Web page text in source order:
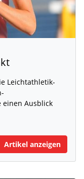
Leichtathletik-
Ausblick
Artikel anzeigen